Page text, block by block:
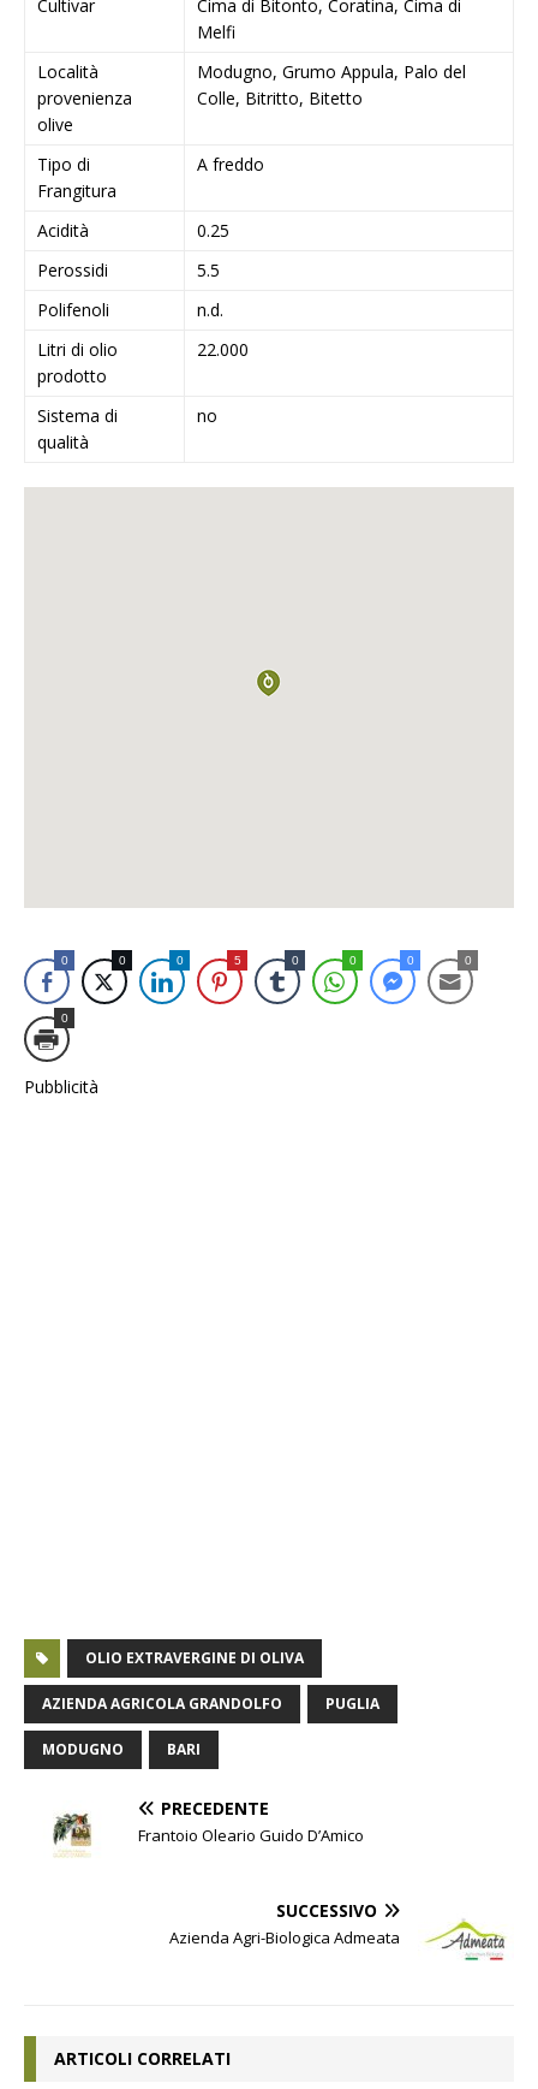
Cultivar
Cima di Bitonto, Coratina, Cima di
Melfi
Località
provenienza
olive
Modugno, Grumo Appula, Palo del
Colle, Bitritto, Bitetto
Tipo di
Frangitura
A freddo
Acidità
0.25
Perossidi
5.5
Polifenoli
n.d.
Litri di olio
prodotto
22.000
Sistema di
qualità
no
0 0 0 5 0 0 0 0
0
Pubblicità
OLIO EXTRAVERGINE DI OLIVA
AZIENDA AGRICOLA GRANDOLFO PUGLIA
MODUGNO BARI
PRECEDENTE
Frantoio Oleario Guido D’Amico
SUCCESSIVO
Azienda Agri-Biologica Admeata
ARTICOLI CORRELATI